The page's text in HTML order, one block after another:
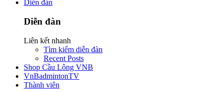
Diễn đàn
Diễn đàn
Liên kết nhanh
Tìm kiếm diễn đàn
Recent Posts
Shop Cầu Lông VNB
VnBadmintonTV
Thành viên